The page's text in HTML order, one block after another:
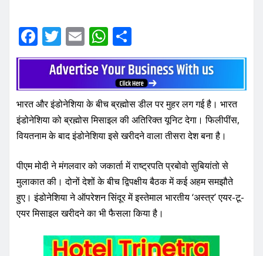
F
a
e
b
o
k
T
w
it
te
r
E
m
ai
l
W
h
at
s
A
p
p
h
ar
e
भारत और इंडोनेशिया के बीच ब्रह्मोस डील पर मुहर लग गई है। भारत
इंडोनेशिया को ब्रह्मोस मिसाइल की अतिरिक्त यूनिट देगा। फिलीपींस,
वियतनाम के बाद इंडोनेशिया इसे खरीदने वाला तीसरा देश बना है।
पीएम मोदी ने मंगलवार को जकार्ता में राष्ट्रपति प्रबोवो सुबियांतो से
मुलाकात की। दोनों देशों के बीच द्विपक्षीय बैठक में कई अहम समझौते
हुए। इंडोनेशिया ने ऑपरेशन सिंदूर में इस्तेमाल भारतीय ‘अस्त्र’ एयर-टू-
एयर मिसाइल खरीदने का भी फैसला किया है।